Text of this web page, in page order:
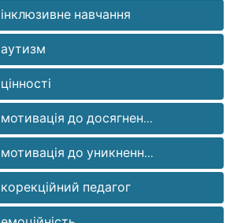
інклюзивне навчання
аутизм
цінності
мотивація до досягнен...
мотивація до уникненн...
корекційний педагог